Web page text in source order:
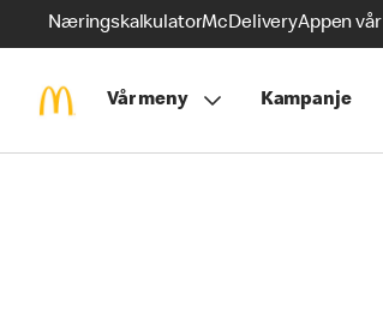
NæringskalkulatorMcDeliveryAppen vår
Vår meny Kampanje